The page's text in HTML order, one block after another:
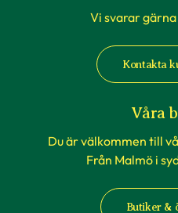
Vi svarar
Kontakta
Våra
Du är välkommen till
Från Malmö i
Butiker &